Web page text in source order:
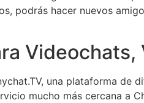
podrás hacer nuevos
una plataforma de
mucho más cercana a